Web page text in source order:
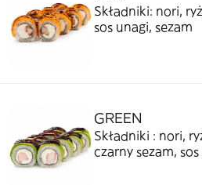
Składniki: nori,
sos unagi, sezam
GREEN
Składniki : nori,
czarny sezam,